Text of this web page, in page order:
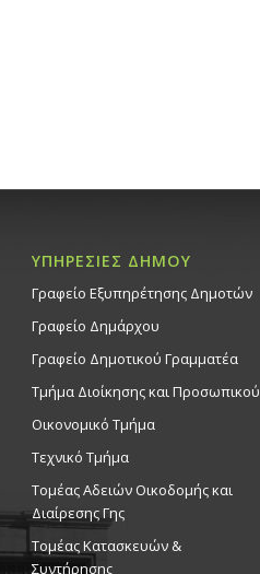
ΥΠΗΡΕΣΙΕΣ ΔΗΜΟΥ
Γραφείο Εξυπηρέτησης Δημοτών
Γραφείο Δημάρχου
Γραφείο Δημοτικού Γραμματέα
Τμήμα Διοίκησης και Προσωπικού
Οικονομικό Τμήμα
Τεχνικό Τμήμα
Τομέας Αδειών Οικοδομής και
Διαίρεσης Γης
Τομέας Κατασκευών &
Συντήρησης